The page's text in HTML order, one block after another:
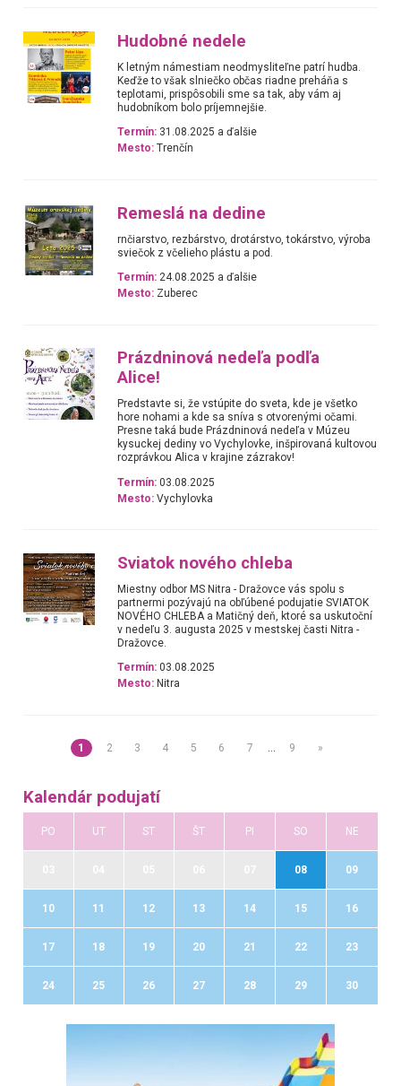
Hudobné nedele
K letným námestiam neodmysliteľne patrí hudba.
Keďže to však slniečko občas riadne preháňa s
teplotami, prispôsobili sme sa tak, aby vám aj
hudobníkom bolo príjemnejšie.
Termín: 31.08.2025 a ďalšie
Mesto: Trenčín
Remeslá na dedine
rnčiarstvo, rezbárstvo, drotárstvo, tokárstvo, výroba
sviečok z včelieho plástu a pod.
Termín: 24.08.2025 a ďalšie
Mesto: Zuberec
Prázdninová nedeľa podľa
Alice!
Predstavte si, že vstúpite do sveta, kde je všetko
hore nohami a kde sa sníva s otvorenými očami.
Presne taká bude Prázdninová nedeľa v Múzeu
kysuckej dediny vo Vychylovke, inšpirovaná kultovou
rozprávkou Alica v krajine zázrakov!
Termín: 03.08.2025
Mesto: Vychylovka
Sviatok nového chleba
Miestny odbor MS Nitra - Dražovce vás spolu s
partnermi pozývajú na obľúbené podujatie SVIATOK
NOVÉHO CHLEBA a Matičný deň, ktoré sa uskutoční
v nedeľu 3. augusta 2025 v mestskej časti Nitra -
Dražovce.
Termín: 03.08.2025
Mesto: Nitra
1 2 3 4 5 6 7 9 »
Kalendár podujatí
PO UT ST ŠT PI SO NE
08 09
10 11 12 13 14 15 16
17 18 19 20 21 22 23
24 25 26 27 28 29 30